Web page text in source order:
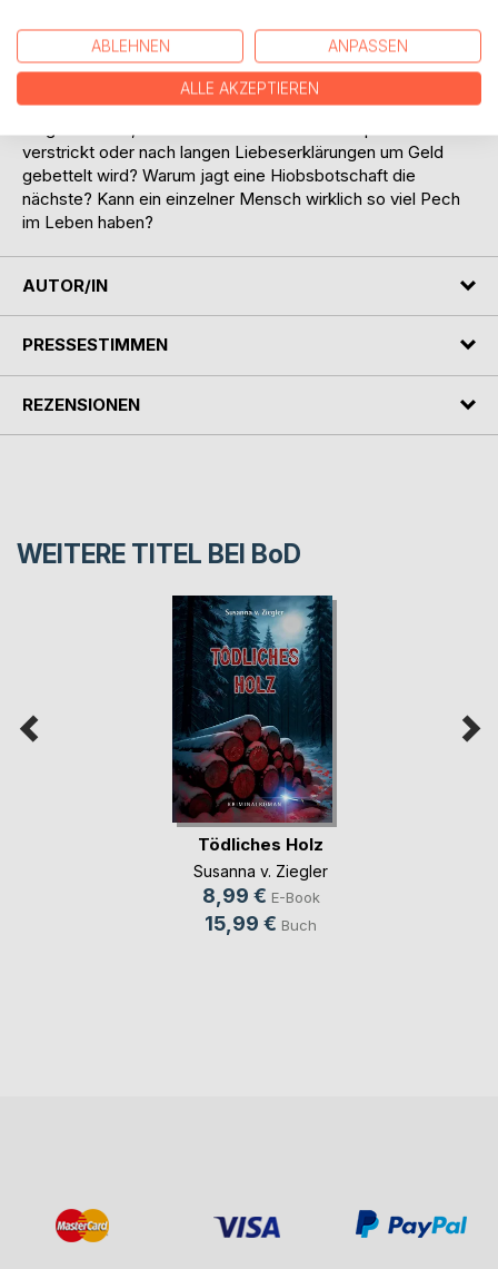
einem Portal Ü 50 kennenlernte, tatsächlich der
Heiratsschwindler ist, für den sie ihn oft hält.
Warum ist sie so misstrauisch und zweifelt an der Liebe
des charismatischen Paradiesvogels?
verstrickt oder nach langen Liebeserklärungen um Geld
gebettelt wird? Warum jagt eine Hiobsbotschaft die
nächste? Kann ein einzelner Mensch wirklich so viel Pech
im Leben haben?
AUTOR/IN
PRESSESTIMMEN
REZENSIONEN
WEITERE TITEL BEI BoD
Tödliches Holz
Susanna v. Ziegler
8,99 € E-Book
15,99 € Buch
ABLEHNEN ANPASSEN
ALLE AKZEPTIEREN